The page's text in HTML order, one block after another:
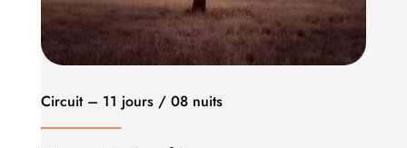
Circuit – 11 jours / 08 nuits